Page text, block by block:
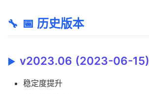
📅 历史版本
v2023.06 (2023-06-15)
稳定度提升